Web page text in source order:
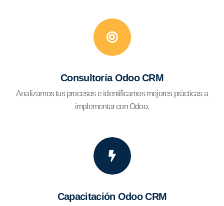
Consultoría Odoo CRM
Analizamos tus procesos e identificamos mejores prácticas a
implementar con Odoo.
Capacitación Odoo CRM